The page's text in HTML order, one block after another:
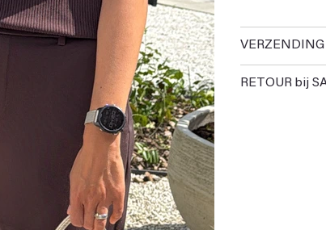
VERZENDING
RETOUR bij